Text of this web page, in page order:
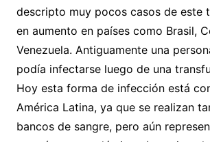
descripto muy pocos casos de este
en aumento en países como Brasil,
Venezuela. Antiguamente una
podía infectarse luego de una
Hoy esta forma de infección está
América Latina, ya que se realizan
bancos de sangre, pero aún